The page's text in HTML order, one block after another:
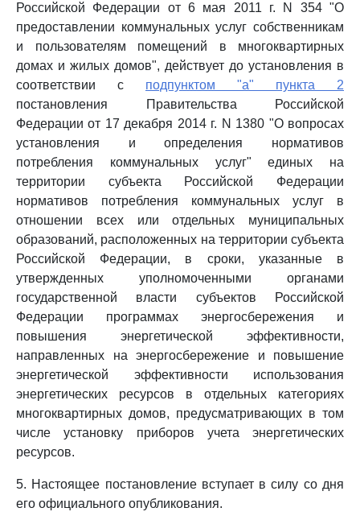
Российской Федерации от 6 мая 2011 г. N 354 "О
предоставлении коммунальных услуг собственникам
и пользователям помещений в многоквартирных
домах и жилых домов", действует до установления в
соответствии с подпунктом "а" пункта 2
постановления Правительства Российской
Федерации от 17 декабря 2014 г. N 1380 "О вопросах
установления и определения нормативов
потребления коммунальных услуг" единых на
территории субъекта Российской Федерации
нормативов потребления коммунальных услуг в
отношении всех или отдельных муниципальных
образований, расположенных на территории субъекта
Российской Федерации, в сроки, указанные в
утвержденных уполномоченными органами
государственной власти субъектов Российской
Федерации программах энергосбережения и
повышения энергетической эффективности,
направленных на энергосбережение и повышение
энергетической эффективности использования
энергетических ресурсов в отдельных категориях
многоквартирных домов, предусматривающих в том
числе установку приборов учета энергетических
ресурсов.
5. Настоящее постановление вступает в силу со дня
его официального опубликования.